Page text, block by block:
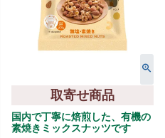
取寄せ商品
国内で丁寧に焙煎した、有機の
素焼きミックスナッツです